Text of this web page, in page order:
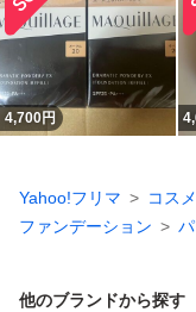
4,700円
Yahoo!フリマ コス
ファンデーション
他のブランドから探す